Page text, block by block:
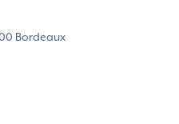
Bordeaux